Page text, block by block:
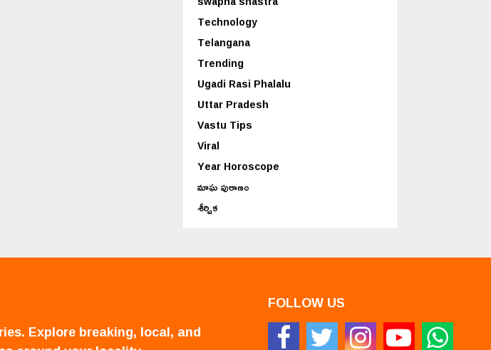
Technology
Telangana
Trending
Ugadi Rasi Phalalu
Uttar Pradesh
Vastu Tips
Viral
Year Horoscope
మాఘ పురాణం
శీర్షిక
Explore breaking, local, and
FOLLOW US